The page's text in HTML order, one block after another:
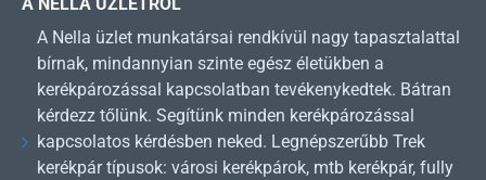
A Nella üzlet munkatársai rendkívül nagy tapasztalattal
bírnak, mindannyian szinte egész életükben a
kerékpározással kapcsolatban tevékenykedtek. Bátran
kérdezz tőlünk. Segítünk minden kerékpározással
kapcsolatos kérdésben neked. Legnépszerűbb Trek
kerékpár típusok: városi kerékpárok, mtb kerékpár, fully